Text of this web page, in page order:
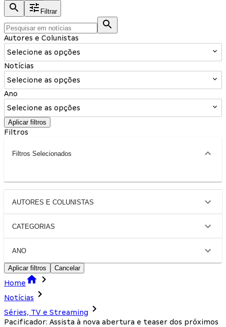
Filtrar
Autores e Colunistas
Selecione as opções
Notícias
Selecione as opções
Ano
Selecione as opções
Aplicar filtros
Filtros
Filtros Selecionados
AUTORES E COLUNISTAS
CATEGORIAS
ANO
Aplicar filtros Cancelar
Home
Notícias
Séries, TV e Streaming
Pacificador: Assista à nova abertura e teaser dos próximos